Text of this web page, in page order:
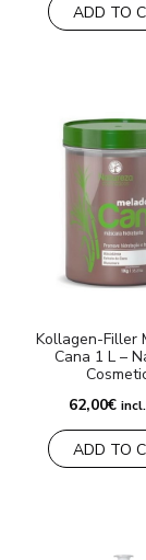
ADD TO
Kollagen-Filler
Cana 1 L –
62,00€
ADD TO